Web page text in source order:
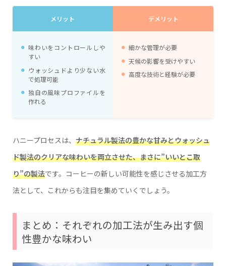
メリット デメリット
味わいをコントロールしや
すい
ウォッシュドより少ない水
で処理可能
独自の風味プロファイルを
作れる
細かな管理が必要
天候の影響を受けやすい
高度な技術と経験が必要
ハニープロセスは、 ナチュラル製法の豊かな甘みとウォッシュ
ド製法のクリアな味わいを両立させた、まさに”いいとこ取
り”の製法です。コーヒーの新しい可能性を感じさせる加工方
法として、これからも注目を集めていくでしょう。
まとめ：それぞれの加工法が生み出す個
性豊かな味わい